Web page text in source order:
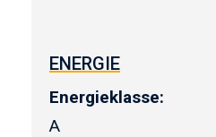
ENERGIE
Energieklasse:
A